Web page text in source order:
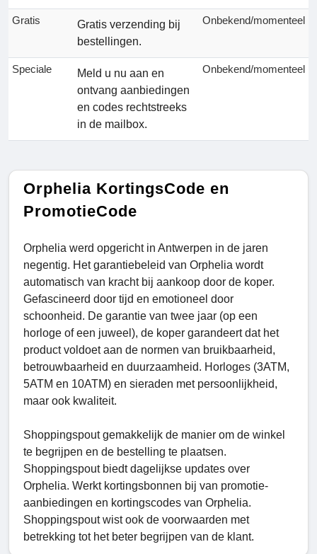
Gratis
Gratis verzending bij
bestellingen.
Onbekend/momenteel
Speciale
Meld u nu aan en
ontvang aanbiedingen
en codes rechtstreeks
in de mailbox.
Onbekend/momenteel
Orphelia KortingsCode en
PromotieCode
Orphelia werd opgericht in Antwerpen in de jaren
negentig. Het garantiebeleid van Orphelia wordt
automatisch van kracht bij aankoop door de koper.
Gefascineerd door tijd en emotioneel door
schoonheid. De garantie van twee jaar (op een
horloge of een juweel), de koper garandeert dat het
product voldoet aan de normen van bruikbaarheid,
betrouwbaarheid en duurzaamheid. Horloges (3ATM,
5ATM en 10ATM) en sieraden met persoonlijkheid,
maar ook kwaliteit.
Shoppingspout gemakkelijk de manier om de winkel
te begrijpen en de bestelling te plaatsen.
Shoppingspout biedt dagelijkse updates over
Orphelia. Werkt kortingsbonnen bij van promotie-
aanbiedingen en kortingscodes van Orphelia.
Shoppingspout wist ook de voorwaarden met
betrekking tot het beter begrijpen van de klant.